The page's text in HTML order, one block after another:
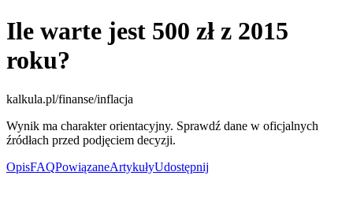
Ile warte jest 500 zł z 2015
roku?
kalkula.pl/finanse/inflacja
Wynik ma charakter orientacyjny. Sprawdź dane w oficjalnych
źródłach przed podjęciem decyzji.
OpisFAQPowiązaneArtykułyUdostępnij